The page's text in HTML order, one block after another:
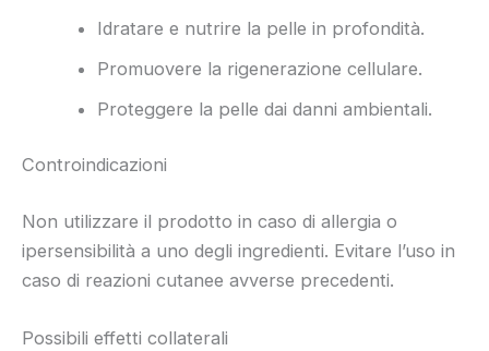
Idratare e nutrire la pelle in profondità.
Promuovere la rigenerazione cellulare.
Proteggere la pelle dai danni ambientali.
Controindicazioni
Non utilizzare il prodotto in caso di allergia o
ipersensibilità a uno degli ingredienti. Evitare l’uso in
caso di reazioni cutanee avverse precedenti.
Possibili effetti collaterali